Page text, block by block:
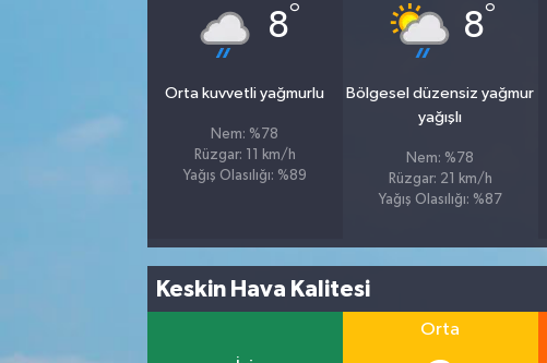
8°
Orta kuvvetli yağmurlu
Nem: %78
Rüzgar: 11 km/h
Yağış Olasılığı: %89
8°
Bölgesel düzensiz yağmur
yağışlı
Nem: %78
Rüzgar: 21 km/h
Yağış Olasılığı: %87
Keskin Hava Kalitesi
Orta